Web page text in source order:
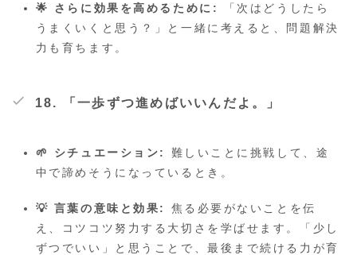
🌟 さらに効果を高めるために:
「次はどうしたら
うまくいくと思う？」と一緒に考えると、問題解決
力も育ちます。
18. 「一歩ずつ進めばいいんだよ。」
🌱 シチュエーション:
難しいことに挑戦して、途
中で諦めそうになっているとき。
💡 言葉の意味と効果:
焦る必要がないことを伝
え、コツコツ努力する大切さを学ばせます。「少し
ずつでいい」と思うことで、最後まで続ける力が育